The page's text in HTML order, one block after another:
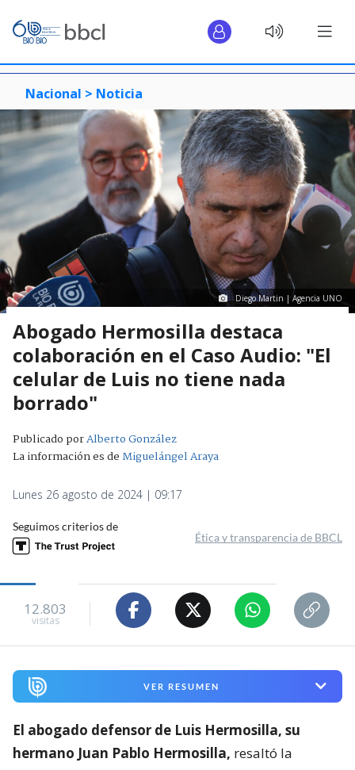
Nacional > Noticia
Diego Martin | Agencia UNO
Abogado Hermosilla destaca
colaboración en el Caso Audio: "El
celular de Luis no tiene nada
borrado"
Publicado porAlberto González
La información es deMiguelángel Araya
Lunes 26 agosto de 2024 | 09:17
Seguimos criterios de
Ética y transparencia de BBCL
12.803
visitas
VER RESUMEN
El abogado defensor de Luis Hermosilla, su
hermano Juan Pablo Hermosilla, resaltó la